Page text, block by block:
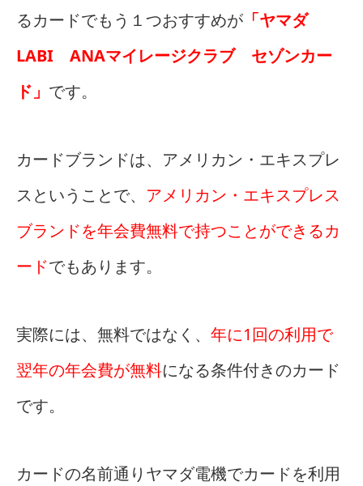
るカードでもう１つおすすめが 「ヤマダ
LABI ANAマイレージクラブ セゾンカー
ド」 です。
カードブランドは、アメリカン・エキスプレ
スということで、 アメリカン・エキスプレス
ブランドを年会費無料で持つことができるカ
ードでもあります。
実際には、無料ではなく、 年に1回の利用で
翌年の年会費が無料になる条件付きのカード
です。
カードの名前通りヤマダ電機でカードを利用